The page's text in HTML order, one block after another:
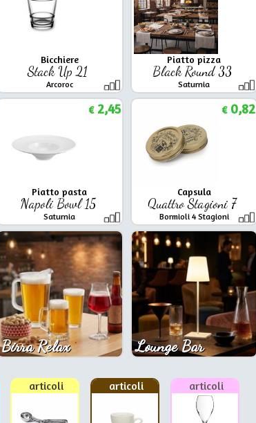
Bicchiere
Stack Up 21
Arcoroc
Piatto pizza
Black Round 33
Saturnia
Piatto pasta
Napoli Bowl 15
Saturnia
€2,45
Capsula
Quattro Stagioni 7
Bormioli 4 Stagioni
€0,82
Birra Relax Lounge Bar
articoli articoli articoli